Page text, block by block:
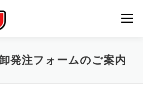
メニュー
NEWS CONTACT
発注フォームのご案内